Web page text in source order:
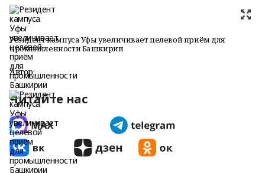
Резидент кампуса Уфы увеличивает целевой приём для
промышленности Башкирии
Автор:
Читайте нас